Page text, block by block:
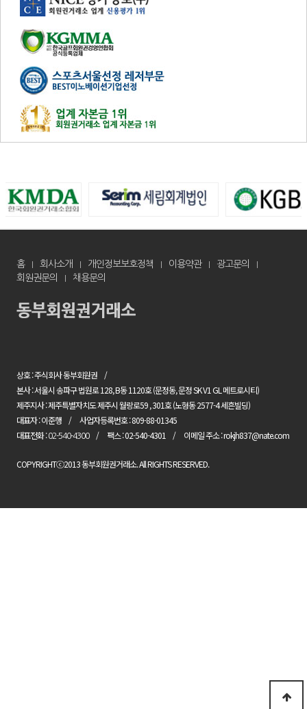
홈 회사소개 개인정보보호정책 이용약관
광고문의
회원권문의
채용문의
상호 : 주식회사 동부회원권
본사 : 서울시 송파구 법원로 128, B동 1120호 (문정동, 문정 SK V1 GL 메트로시티)
제주지사 : 제주특별자치도 제주시 월랑로59 , 301호 (노형동 2577-4 세흔빌딩)
대표자 : 이준행
사업자등록번호 : 809-88-01345
대표전화 :02-540-4300 팩스 : 02-540-4301 이메일 주소 : rokjh837@nate.com
COPYRIGHTⓒ2013 동부회원권거래소. All RIGHTS RESERVED.